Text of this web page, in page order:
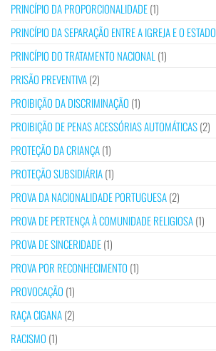
PRINCÍPIO DA PROPORCIONALIDADE(1)
PRINCÍPIO DA SEPARAÇÃO ENTRE A IGREJA E O ESTADO
PRINCÍPIO DO TRATAMENTO NACIONAL (1)
PRISÃO PREVENTIVA(2)
PROIBIÇÃO DA DISCRIMINAÇÃO (1)
PROIBIÇÃO DE PENAS ACESSÓRIAS AUTOMÁTICAS(2)
PROTEÇÃO DA CRIANÇA(1)
PROTEÇÃO SUBSIDIÁRIA(1)
PROVA DA NACIONALIDADE PORTUGUESA(2)
PROVA DE PERTENÇA À COMUNIDADE RELIGIOSA(1)
PROVA DE SINCERIDADE(1)
PROVA POR RECONHECIMENTO (1)
PROVOCAÇÃO (1)
RAÇA CIGANA(2)
RACISMO (1)